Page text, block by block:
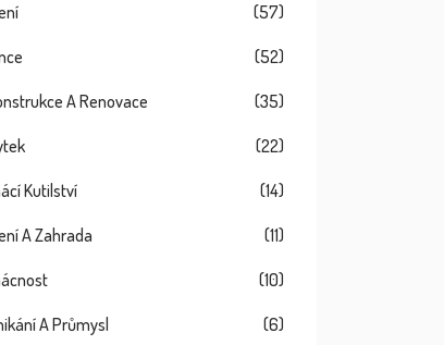
(57)
(52)
A Renovace (35)
(22)
Kutilství (14)
A Zahrada (11)
(10)
A Průmysl (6)